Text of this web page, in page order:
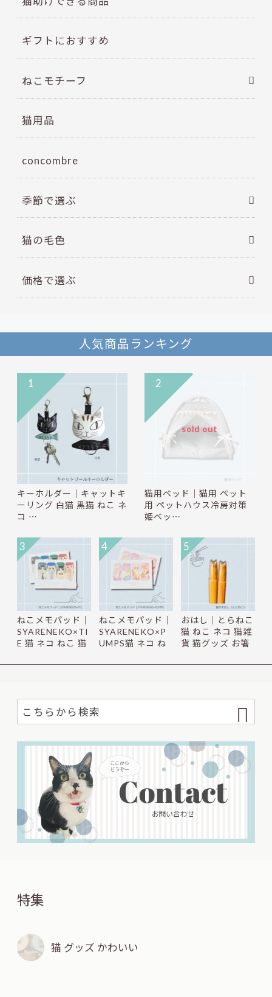
ギフトにおすすめ
ねこモチーフ
猫用品
concombre
季節で選ぶ
猫の毛色
価格で選ぶ
人気商品ランキング
キーホルダー｜キャットキ
ーリング 白猫 黒猫 ねこ ネ
コ …
1
sold out
猫用ベッド｜猫用 ペット
用 ペットハウス冷房対策
姫ベッ…
2
ねこメモパッド｜
SYARENEKO×TI
E 猫 ネコ ねこ 猫
3
ねこメモパッド｜
SYARENEKO×P
UMPS猫 ネコ ね
4
おはし｜とらねこ
猫 ねこ ネコ 猫雑
貨 猫グッズ お箸
5
特集
猫 グッズ かわいい